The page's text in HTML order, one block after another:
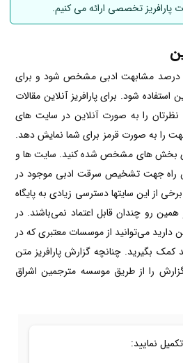
تخصصی ارائه می کنیم.
درصد مشابهت ادبی مشخص شود و برای
استفاده شود. برای پارافریز آنلاین مقالات
نظرتان را به صورت آنلاین در سایت های
را به صورت قرمز برای شما نمایش دهد.
بخش های مشخص شده کنید. سایت ها و
راه جهت تشخیص سرقت ادبی موجود در
از این سایتها دسترسی زیادی به پایگاه
همین رو چندان قابل اعتماد نمی‌باشند. در
دارید می‌توانید از موسسات معتبری که در
کمک بگیرید. چنانچه گزارش پارافریز متن
گزارش را از طریق موسسه مترجمین اشراق